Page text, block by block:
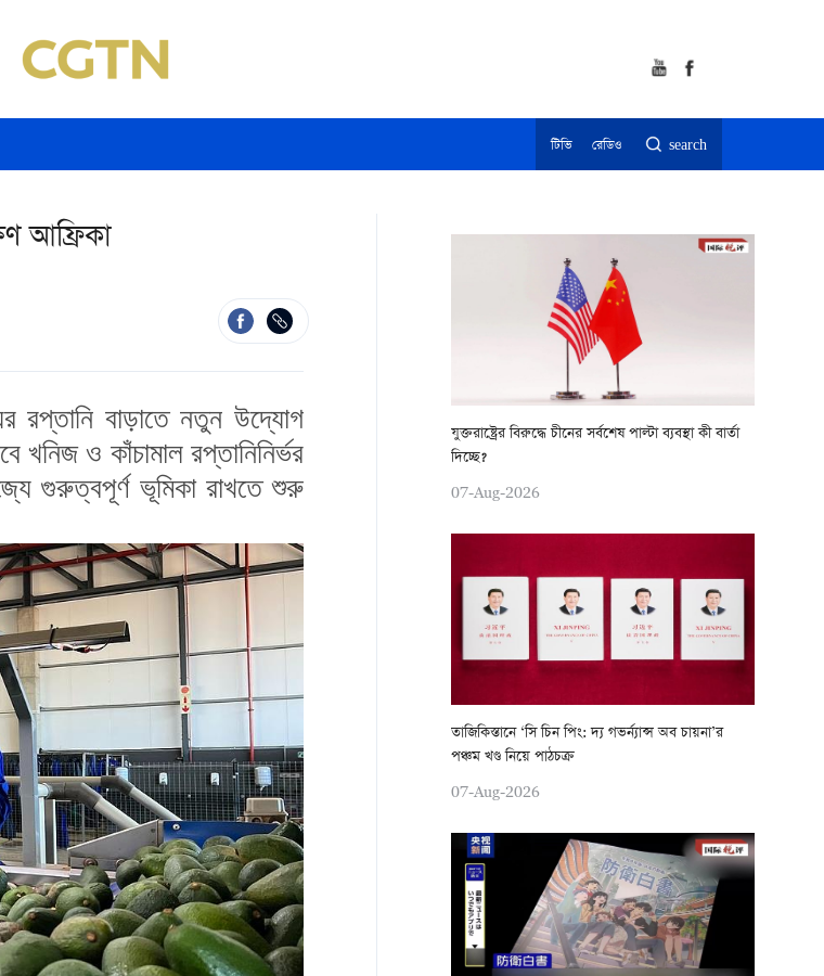
টিভি রেডিও search
আফ্রিকা
রপ্তানি বাড়াতে নতুন উদ্যোগ
ও কাঁচামাল রপ্তানিনির্ভর
গুরুত্বপূর্ণ ভূমিকা রাখতে শুরু
যুক্তরাষ্ট্রের বিরুদ্ধে চীনের সর্বশেষ পাল্টা ব্যবস্থা কী বার্তা
দিচ্ছে?
07-Aug-2026
তাজিকিস্তানে ‘সি চিন পিং: দ্য গভর্ন্যান্স অব চায়না’র
পঞ্চম খণ্ড নিয়ে পাঠচক্র
07-Aug-2026